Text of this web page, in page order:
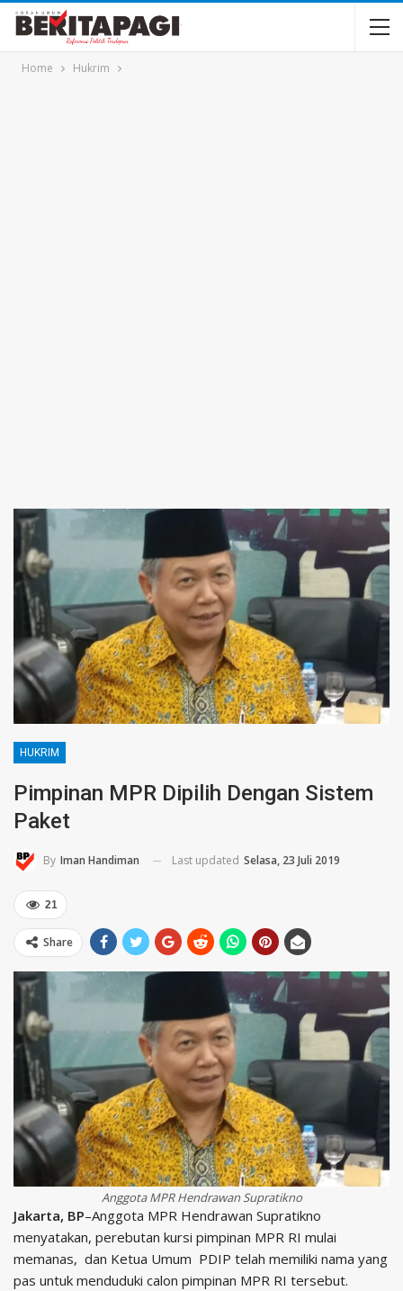
Home Hukrim
HUKRIM
Pimpinan MPR Dipilih Dengan Sistem
Paket
By Iman Handiman Last updated Selasa, 23 Juli 2019
21
Share
Anggota MPR Hendrawan Supratikno
Jakarta, BP–Anggota MPR Hendrawan Supratikno
menyatakan, perebutan kursi pimpinan MPR RI mulai
memanas, dan Ketua Umum PDIP telah memiliki nama yang
pas untuk menduduki calon pimpinan MPR RI tersebut.